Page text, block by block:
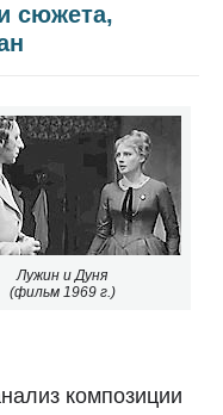
сюжета,
Лужин и Дуня
(фильм 1969 г.)
композиции